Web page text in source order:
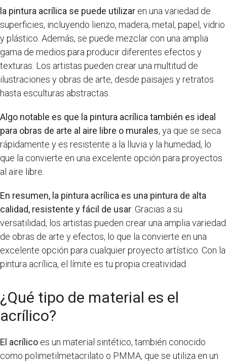
la pintura acrílica se puede utilizar en una variedad de
superficies, incluyendo lienzo, madera, metal, papel, vidrio
y plástico. Además, se puede mezclar con una amplia
gama de medios para producir diferentes efectos y
texturas. Los artistas pueden crear una multitud de
ilustraciones y obras de arte, desde paisajes y retratos
hasta esculturas abstractas.
Algo notable es que la pintura acrílica también es ideal
para obras de arte al aire libre o murales, ya que se seca
rápidamente y es resistente a la lluvia y la humedad, lo
que la convierte en una excelente opción para proyectos
al aire libre.
En resumen, la pintura acrílica es una pintura de alta
calidad, resistente y fácil de usar . Gracias a su
versatilidad, los artistas pueden crear una amplia variedad
de obras de arte y efectos, lo que la convierte en una
excelente opción para cualquier proyecto artístico. Con la
pintura acrílica, el límite es tu propia creatividad.
¿Qué tipo de material es el
acrílico?
El acrílico es un material sintético, también conocido
como polimetilmetacrilato o PMMA, que se utiliza en un